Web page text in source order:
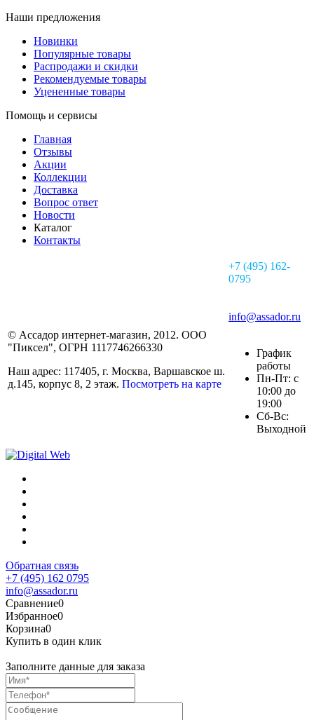
Наши предложения
Новинки
Популярные товары
Распродажи и скидки
Рекомендуемые товары
Уцененные товары
Помощь и сервисы
Главная
Отзывы
Акции
Коллекции
Доставка
Вопрос ответ
Новости
Каталог
Контакты
© Ассадор интернет-магазин, 2012. ООО
"Пиксел", ОГРН 1117746266330
Наш адрес: 117405, г. Москва, Варшавское ш.
д.145, корпус 8, 2 этаж. Посмотреть на карте
+7 (495) 162-
0795
info@assador.ru
График
работы
Пн-Пт: с
10:00 до
19:00
Сб-Вс:
Выходной
Обратная связь
+7 (495) 162 0795
info@assador.ru
Сравнение0
Избранное0
Корзина0
Купить в один клик
Заполните данные для заказа